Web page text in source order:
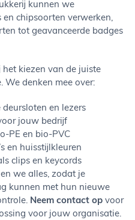
kunnen we
en chipsoorten verwerken,
tot geavanceerde badges
het kiezen van de juiste
denken mee over:
en lezers
jouw bedrijf
PE en bio-PVC
en huisstijlkleuren
clips en keycords
we alles, zodat je
kunnen met hun nieuwe
Neem contact op voor
voor jouw organisatie.